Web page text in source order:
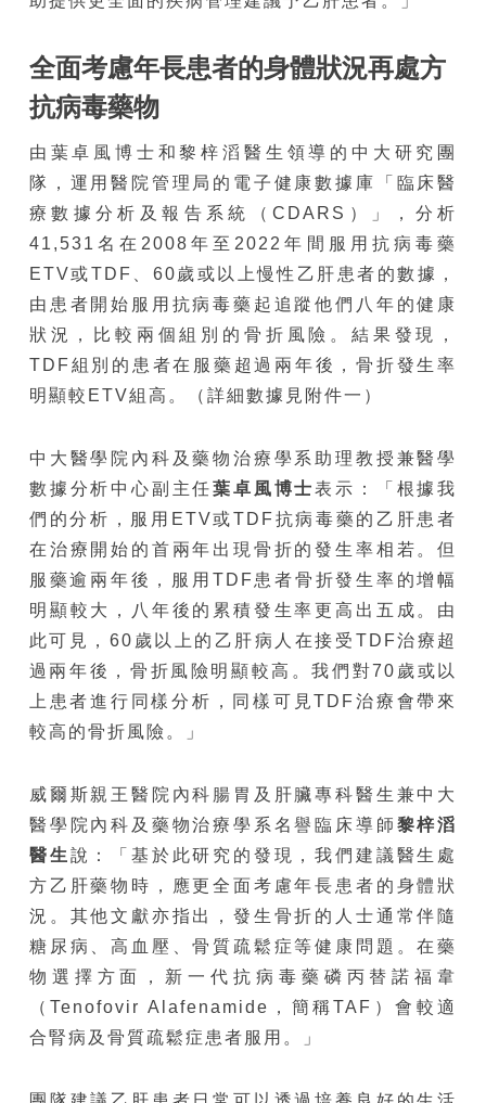
全面考慮年長患者的身體狀況再處方
抗病毒藥物
由葉卓風博士和黎梓滔醫生領導的中大研究團
隊，運用醫院管理局的電子健康數據庫「臨床醫
療數據分析及報告系統（CDARS）」，分析
41,531名在2008年至2022年間服用抗病毒藥
ETV或TDF、60歲或以上慢性乙肝患者的數據，
由患者開始服用抗病毒藥起追蹤他們八年的健康
狀況，比較兩個組別的骨折風險。結果發現，
TDF組別的患者在服藥超過兩年後，骨折發生率
明顯較ETV組高。（詳細數據見附件一）
中大醫學院內科及藥物治療學系助理教授兼醫學
數據分析中心副主任葉卓風博士表示：「根據我
們的分析，服用ETV或TDF抗病毒藥的乙肝患者
在治療開始的首兩年出現骨折的發生率相若。但
服藥逾兩年後，服用TDF患者骨折發生率的增幅
明顯較大，八年後的累積發生率更高出五成。由
此可見，60歲以上的乙肝病人在接受TDF治療超
過兩年後，骨折風險明顯較高。我們對70歲或以
上患者進行同樣分析，同樣可見TDF治療會帶來
較高的骨折風險。」
威爾斯親王醫院內科腸胃及肝臟專科醫生兼中大
醫學院內科及藥物治療學系名譽臨床導師 黎梓滔
醫生 說：「基於此研究的發現，我們建議醫生處
方乙肝藥物時，應更全面考慮年長患者的身體狀
況。其他文獻亦指出，發生骨折的人士通常伴隨
糖尿病、高血壓、骨質疏鬆症等健康問題。在藥
物選擇方面，新一代抗病毒藥磷丙替諾福韋
（Tenofovir Alafenamide，簡稱TAF）會較適
合腎病及骨質疏鬆症患者服用。」